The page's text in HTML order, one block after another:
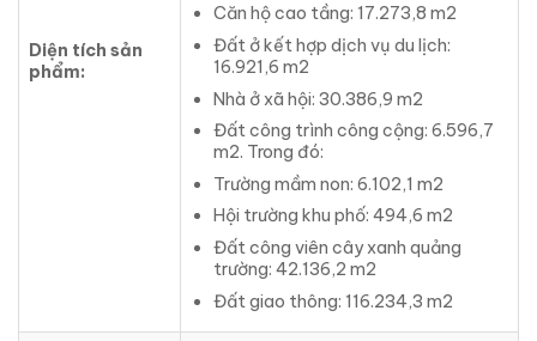
Diện tích sản
phẩm:
Căn hộ cao tầng: 17.273,8 m2
Đất ở kết hợp dịch vụ du lịch:
16.921,6 m2
Nhà ở xã hội: 30.386,9 m2
Đất công trình công cộng: 6.596,7
m2. Trong đó:
Trường mầm non: 6.102,1 m2
Hội trường khu phố: 494,6 m2
Đất công viên cây xanh quảng
trường: 42.136,2 m2
Đất giao thông: 116.234,3 m2